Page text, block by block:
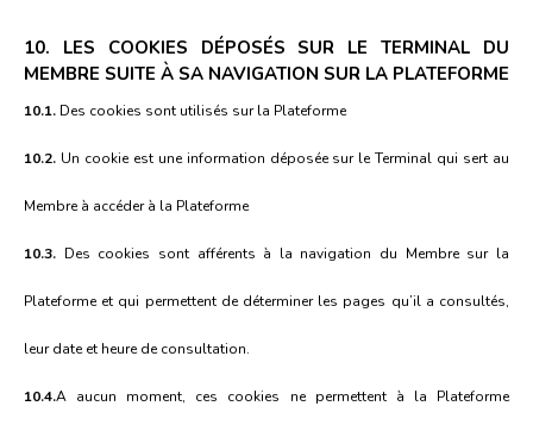
10. LES COOKIES DÉPOSÉS SUR LE TERMINAL DU
MEMBRE SUITE À SA NAVIGATION SUR LA PLATEFORME
10.1. Des cookies sont utilisés sur la Plateforme
10.2. Un cookie est une information déposée sur le Terminal qui sert au
Membre à accéder à la Plateforme
10.3. Des cookies sont afférents à la navigation du Membre sur la
Plateforme et qui permettent de déterminer les pages qu’il a consultés,
leur date et heure de consultation.
10.4.A aucun moment, ces cookies ne permettent à la Plateforme